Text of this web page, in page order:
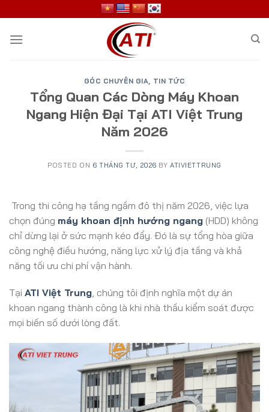
to
content
GÓC CHUYÊN GIA, TIN TỨC
Tổng Quan Các Dòng Máy Khoan
Ngang Hiện Đại Tại ATI Việt Trung
Năm 2026
POSTED ON 6 THÁNG TƯ, 2026 BYATIVIETTRUNG
Trong thi công hạ tầng ngầm đô thị năm 2026, việc lựa
chọn đúng máy khoan định hướng ngang (HDD) không
chỉ dừng lại ở sức mạnh kéo đẩy. Đó là sự tổng hòa giữa
công nghệ điều hướng, năng lực xử lý địa tầng và khả
năng tối ưu chi phí vận hành.
Tại ATI Việt Trung, chúng tôi định nghĩa một dự án
khoan ngang thành công là khi nhà thầu kiểm soát được
mọi biến số dưới lòng đất.